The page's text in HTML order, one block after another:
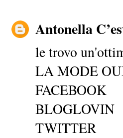
Antonella
le trovo
LA MODE
FACEBOOK
BLOGLOVIN
TWITTER